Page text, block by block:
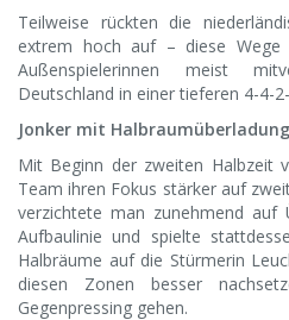
Teilweise rückten die
extrem hoch auf – diese Wege
Außenspielerinnen meist
Deutschland in einer tieferen 4-4-
Jonker mit Halbraumüberladung
Mit Beginn der zweiten Halbzeit
Team ihren Fokus stärker auf
verzichtete man zunehmend auf
Aufbaulinie und spielte
Halbräume auf die Stürmerin
diesen Zonen besser
Gegenpressing gehen.